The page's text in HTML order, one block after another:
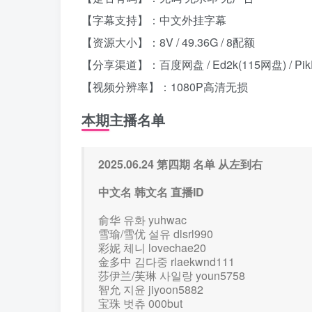
【字幕支持】：中文外挂字幕
【资源大小】：8V / 49.36G / 8配额
【分享渠道】：百度网盘 / Ed2k(115网盘) /
【视频分辨率】：1080P高清无损
本期主播名单
2025.06.24 第四期 名单 从左到右
中文名 韩文名 直播ID
俞华 유화 yuhwac
雪瑜/雪优 설유 dlsrl990
彩妮 체니 lovechae20
金多中 김다중 rlaekwnd111
莎伊兰/芙琳 사일랑 youn5758
智允 지윤 jiyoon5882
宝珠 벗츄 000but